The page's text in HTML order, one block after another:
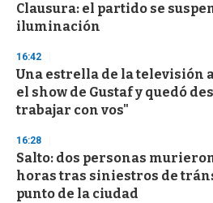
Clausura: el partido se
iluminación
16:42
Una estrella de la televisión
el show de Gustaf y quedó
trabajar con vos"
16:28
Salto: dos personas
horas tras siniestros de
punto de la ciudad